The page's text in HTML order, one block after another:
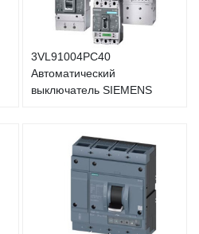
3VL91004PC40
Автоматический
выключатель SIEMENS